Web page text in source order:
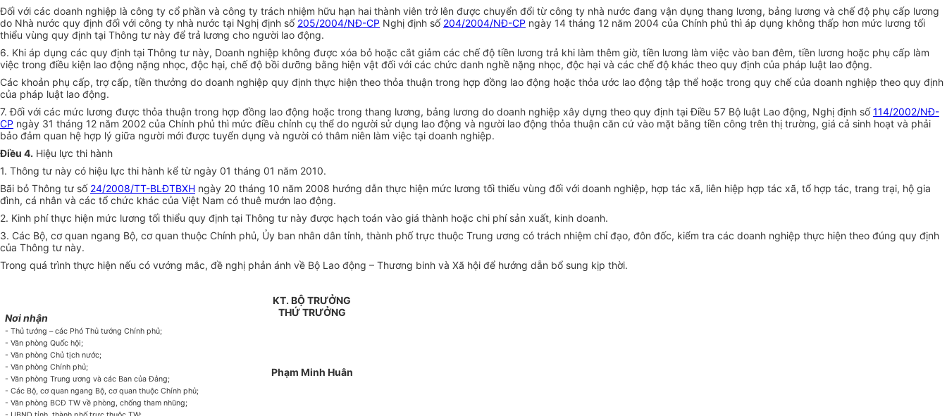
Đối với các doanh nghiệp là công ty cổ phần và công ty trách nhiệm hữu hạn hai thành viên trở lên được chuyển đổi từ công ty nhà nước đang vận dụng thang lương, bảng lương và chế độ phụ cấp lương
do Nhà nước quy định đối với công ty nhà nước tại Nghị định số 205/2004/NĐ-CP Nghị định số 204/2004/NĐ-CP ngày 14 tháng 12 năm 2004 của Chính phủ thì áp dụng không thấp hơn mức lương tối
thiểu vùng quy định tại Thông tư này để trả lương cho người lao động.
6. Khi áp dụng các quy định tại Thông tư này, Doanh nghiệp không được xóa bỏ hoặc cắt giảm các chế độ tiền lương trả khi làm thêm giờ, tiền lương làm việc vào ban đêm, tiền lương hoặc phụ cấp làm
việc trong điều kiện lao động nặng nhọc, độc hại, chế độ bồi dưỡng bằng hiện vật đối với các chức danh nghề nặng nhọc, độc hại và các chế độ khác theo quy định của pháp luật lao động.
Các khoản phụ cấp, trợ cấp, tiền thưởng do doanh nghiệp quy định thực hiện theo thỏa thuận trong hợp đồng lao động hoặc thỏa ước lao động tập thể hoặc trong quy chế của doanh nghiệp theo quy định
của pháp luật lao động.
7. Đối với các mức lương được thỏa thuận trong hợp đồng lao động hoặc trong thang lương, bảng lương do doanh nghiệp xây dựng theo quy định tại Điều 57 Bộ luật Lao động, Nghị định số114/2002/NĐ-
CP ngày 31 tháng 12 năm 2002 của Chính phủ thì mức điều chỉnh cụ thể do người sử dụng lao động và người lao động thỏa thuận căn cứ vào mặt bằng tiền công trên thị trường, giá cả sinh hoạt và phải
bảo đảm quan hệ hợp lý giữa người mới được tuyển dụng và người có thâm niên làm việc tại doanh nghiệp.
Điều 4. Hiệu lực thi hành
1. Thông tư này có hiệu lực thi hành kể từ ngày 01 tháng 01 năm 2010.
Bãi bỏ Thông tư số 24/2008/TT-BLĐTBXH ngày 20 tháng 10 năm 2008 hướng dẫn thực hiện mức lương tối thiểu vùng đối với doanh nghiệp, hợp tác xã, liên hiệp hợp tác xã, tổ hợp tác, trang trại, hộ gia
đình, cá nhân và các tổ chức khác của Việt Nam có thuê mướn lao động.
2. Kinh phí thực hiện mức lương tối thiểu quy định tại Thông tư này được hạch toán vào giá thành hoặc chi phí sản xuất, kinh doanh.
3. Các Bộ, cơ quan ngang Bộ, cơ quan thuộc Chính phủ, Ủy ban nhân dân tỉnh, thành phố trực thuộc Trung ương có trách nhiệm chỉ đạo, đôn đốc, kiểm tra các doanh nghiệp thực hiện theo đúng quy định
của Thông tư này.
Trong quá trình thực hiện nếu có vướng mắc, đề nghị phản ánh về Bộ Lao động – Thương binh và Xã hội để hướng dẫn bổ sung kịp thời.
Nơi nhận
- Thủ tướng – các Phó Thủ tướng Chính phủ;
- Văn phòng Quốc hội;
- Văn phòng Chủ tịch nước;
- Văn phòng Chính phủ;
- Văn phòng Trung ương và các Ban của Đảng;
- Các Bộ, cơ quan ngang Bộ, cơ quan thuộc Chính phủ;
- Văn phòng BCĐ TW về phòng, chống tham nhũng;
KT. BỘ TRƯỞNG
THỨ TRƯỞNG
Phạm Minh Huân